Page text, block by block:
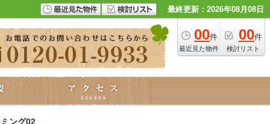
最終更新：2026年08月08日
00件
最近見た物件
00件
検討リスト
ング02